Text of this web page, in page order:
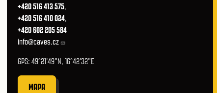
+420 516 413 575,
+420 516 410 024,
+420 602 205 584
info@caves.cz
GPS: 49°21'49"N, 16°42'32"E
MAPA